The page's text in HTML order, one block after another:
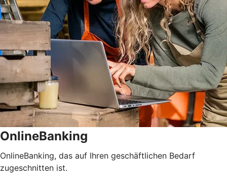
OnlineBanking
OnlineBanking, das auf Ihren geschäftlichen Bedarf
zugeschnitten ist.